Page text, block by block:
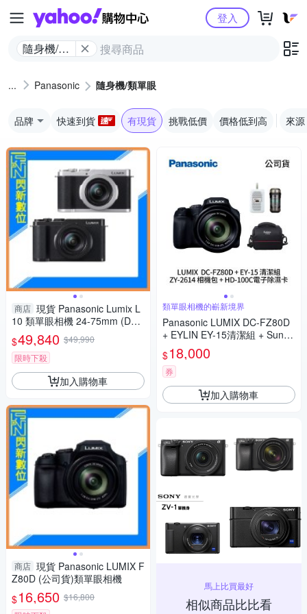
Yahoo購物中心
隨身機/類
登入
Panasonic 隨身機/類單眼
品牌 快速到貨 有現貨 挑戰低價 價格低到高 來源
商店 現貨 Panasonic Lumix L
10 類單眼相機 24-75mm (DC-
L10,公司貨)
$49,840 $49,990
限時下殺
加入購物車
商店 現貨 Panasonic LUMIX F
Z80D (公司貨)類單眼相機
$16,650 $16,800
類單眼相機的嶄新境界
Panasonic LUMIX DC-FZ80D
+ EYLIN EY-15清潔組 + SunLi
ght ZY-2614相機包 + EirMai 銳
瑪 HD-100C電子除濕卡 FZ80
D (公司貨)
$18,000
券
加入購物車
馬上比買最好
相似商品比比看